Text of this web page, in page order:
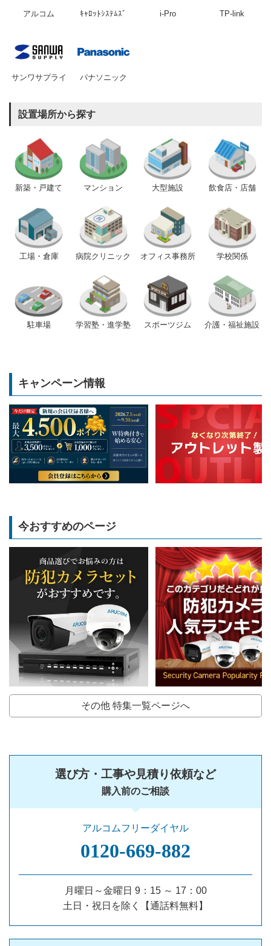
アルコム ｷｬﾛｯﾄｼｽﾃﾑｽﾞ i-Pro TP-link
サンワサプライ パナソニック
設置場所から探す
新築・戸建て マンション 大型施設 飲食店・店舗
工場・倉庫 病院クリニック オフィス事務所 学校関係
駐車場 学習塾・進学塾 スポーツジム 介護・福祉施設
キャンペーン情報
今おすすめのページ
その他 特集一覧ページへ
選び方・工事や見積り依頼など
購入前のご相談
アルコムフリーダイヤル
0120‐669‐882
月曜日～金曜日 9：15 ～ 17：00
土日・祝日を除く【通話料無料】